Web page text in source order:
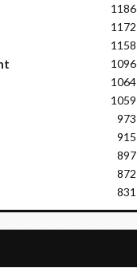
1186
1172
1158
1096
1064
1059
973
915
897
872
831